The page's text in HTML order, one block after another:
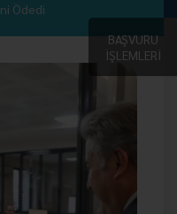
BAŞVURU
İŞLEMLERİ
Ödedi